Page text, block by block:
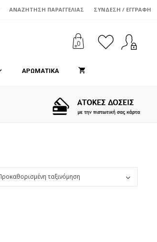
ΑΝΑΖΉΤΗΣΗ ΠΑΡΑΓΓΕΛΊΑΣ ΣΎΝΔΕΣΗ / ΕΓΓΡΑΦΉ
0
ΑΡΩΜΑΤΙΚΑ